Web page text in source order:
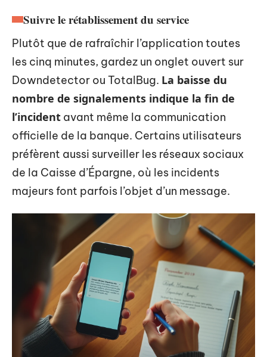
Suivre le rétablissement du service
Plutôt que de rafraîchir l’application toutes
les cinq minutes, gardez un onglet ouvert sur
Downdetector ou TotalBug. La baisse du
nombre de signalements indique la fin de
l’incident avant même la communication
officielle de la banque. Certains utilisateurs
préfèrent aussi surveiller les réseaux sociaux
de la Caisse d’Épargne, où les incidents
majeurs font parfois l’objet d’un message.